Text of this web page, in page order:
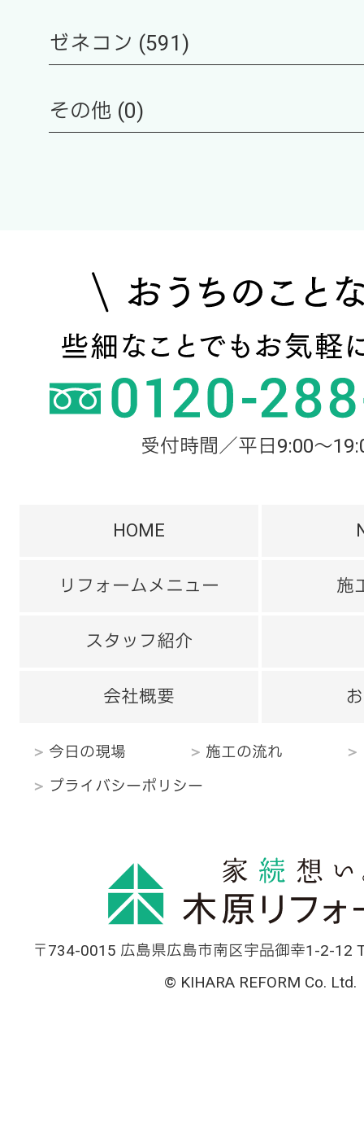
ゼネコン (591)
その他 (0)
受付時間／平日9:00～
HOME
リフォームメニュー 施
スタッフ紹介
会社概要
今日の現場 施工の流れ
プライバシーポリシー
〒734-0015 広島県広島市南区宇品御幸1-2-12
© KIHARA REFORM Co. Ltd.